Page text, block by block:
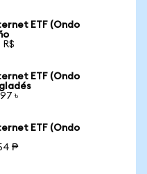
ETF (Ondo
R$
ETF (Ondo
৳
ETF (Ondo
₱